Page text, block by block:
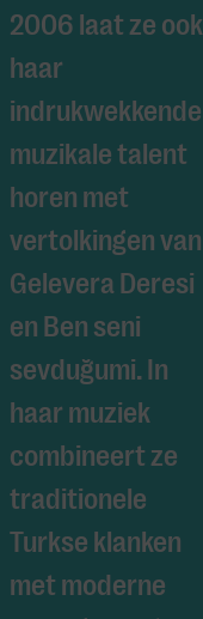
2006 laat ze ook
haar
indrukwekkende
muzikale talent
horen met
vertolkingen van
Gelevera Deresi
en Ben seni
sevduğumi. In
haar muziek
combineert ze
traditionele
Turkse klanken
met moderne